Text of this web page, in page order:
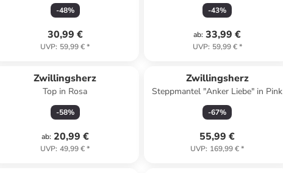
-48%
30,99 €
UVP: 59,99 €*
-43%
ab: 33,99 €
UVP: 59,99 €*
Zwillingsherz
Top in Rosa
-58%
ab: 20,99 €
UVP: 49,99 €*
Zwillingsherz
Steppmantel "Anker Liebe" in Pink
-67%
55,99 €
UVP: 169,99 €*